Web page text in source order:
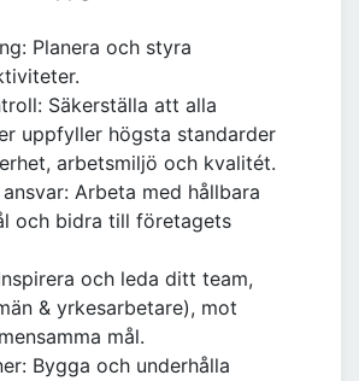
Planera och styra
Säkerställa att alla
uppfyller högsta standarder
arbetsmiljö och kvalitét.
Arbeta med hållbara
och bidra till företagets
och leda ditt team,
& yrkesarbetare), mot
mål.
Bygga och underhålla